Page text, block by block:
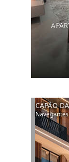
CAPÃO
Navegantes